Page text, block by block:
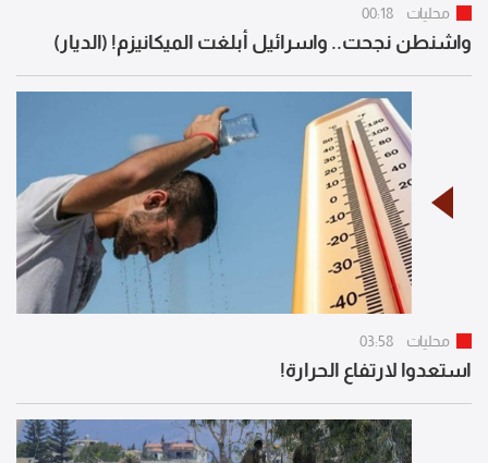
محليات 00:18
واشنطن نجحت.. واسرائيل أبلغت الميكانيزم! (الديار)
محليات 03:58
استعدوا لارتفاع الحرارة!